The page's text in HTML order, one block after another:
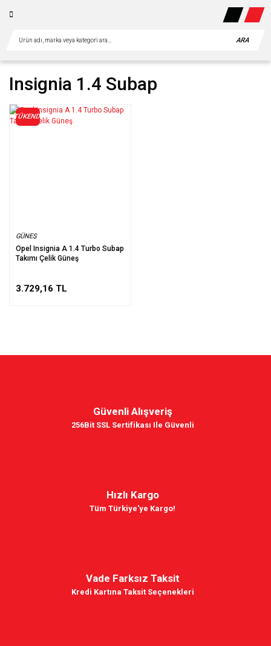
ARA
Insignia 1.4 Subap
TÜKENDİ
GÜNEŞ
Opel Insignia A 1.4 Turbo Subap
Takımı Çelik Güneş
3.729,16 TL
Güvenli Alışveriş
256Bit SSL Sertifikası Ile Güvenli
Hızlı Kargo
Tüm Türkiye'ye Kargo!
Vade Farksız Taksit
Kredi Kartına Taksit Seçenekleri